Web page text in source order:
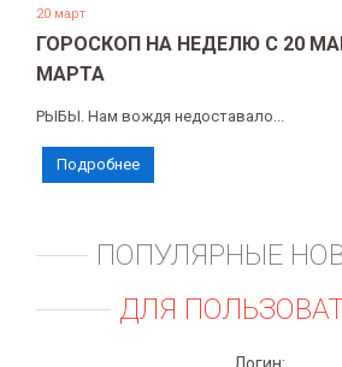
20 март
ГОРОСКОП НА НЕДЕЛЮ С 20
МАРТА
РЫБЫ. Нам вождя недоставало...
Подробнее
ПОПУЛЯРНЫЕ
ДЛЯ